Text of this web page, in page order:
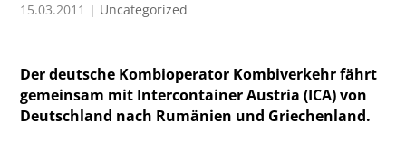
15.03.2011 | Uncategorized
Der deutsche Kombioperator Kombiverkehr fährt
gemeinsam mit Intercontainer Austria (ICA) von
Deutschland nach Rumänien und Griechenland.